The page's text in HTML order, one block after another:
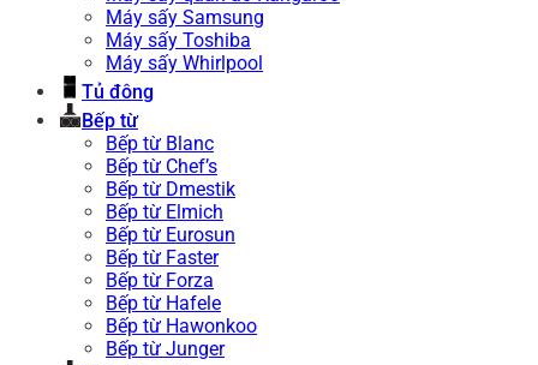
Máy sấy Samsung
Máy sấy Toshiba
Máy sấy Whirlpool
Tủ đông
Bếp từ
Bếp từ Blanc
Bếp từ Chef’s
Bếp từ Dmestik
Bếp từ Elmich
Bếp từ Eurosun
Bếp từ Faster
Bếp từ Forza
Bếp từ Hafele
Bếp từ Hawonkoo
Bếp từ Junger